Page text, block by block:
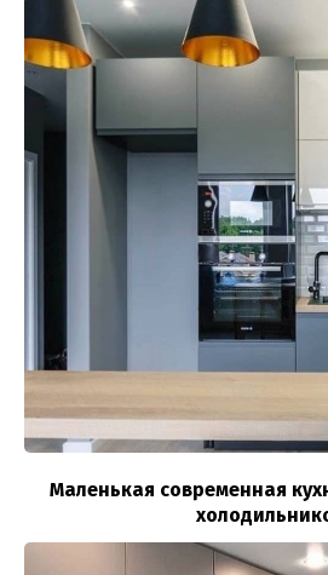
Маленькая современная